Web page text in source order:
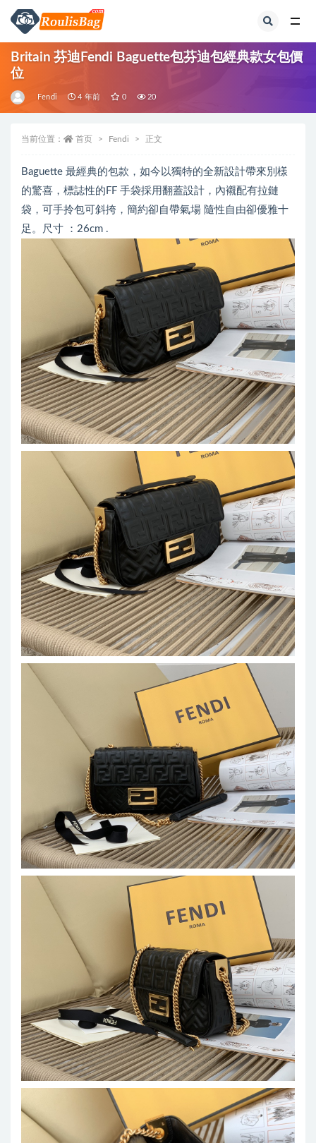
Britain 芬迪Fendi Baguette包芬迪包經典款女包價
位
Fendi 4 年前 0 20
当前位置： 首页 Fendi 正文
Baguette 最經典的包款，如今以獨特的全新設計帶來別樣
的驚喜，標誌性的FF 手袋採用翻蓋設計，內襯配有拉鏈
袋，可手拎包可斜挎，簡約卻自帶氣場 隨性自由卻優雅十
足。尺寸 ：26cm .